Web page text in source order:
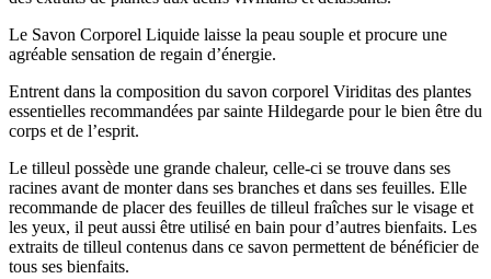
Le Savon Corporel Liquide laisse la peau souple et procure une
agréable sensation de regain d’énergie.
Entrent dans la composition du savon corporel Viriditas des plantes
essentielles recommandées par sainte Hildegarde pour le bien être du
corps et de l’esprit.
Le tilleul possède une grande chaleur, celle-ci se trouve dans ses
racines avant de monter dans ses branches et dans ses feuilles. Elle
recommande de placer des feuilles de tilleul fraîches sur le visage et
les yeux, il peut aussi être utilisé en bain pour d’autres bienfaits. Les
extraits de tilleul contenus dans ce savon permettent de bénéficier de
tous ses bienfaits.